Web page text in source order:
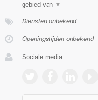
gebied van ▼
Diensten onbekend
Openingstijden onbekend
Sociale media: